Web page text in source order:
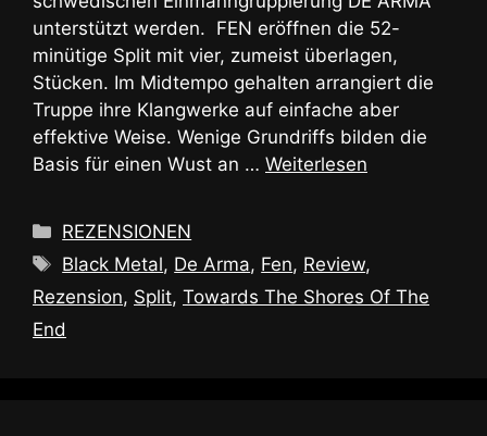
unterstützt werden. FEN eröffnen die 52-
minütige Split mit vier, zumeist überlagen,
Stücken. Im Midtempo gehalten arrangiert die
Truppe ihre Klangwerke auf einfache aber
effektive Weise. Wenige Grundriffs bilden die
Basis für einen Wust an … Weiterlesen
Kategorien
REZENSIONEN
Schlagwörter
Black Metal, De Arma, Fen, Review,
Rezension, Split, Towards The Shores Of The
End